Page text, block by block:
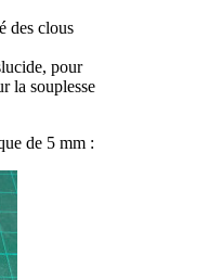
des clous
pour
la souplesse
de 5 mm :